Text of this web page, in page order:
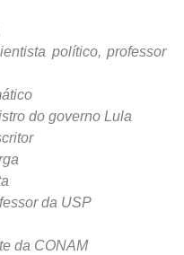
político, professor
do governo Lula
da USP
da CONAM